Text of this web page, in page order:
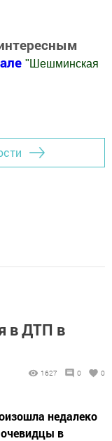
" Шешминская
в ДТП в
1627 0 0
недалеко
в